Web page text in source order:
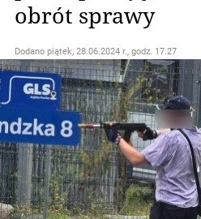
obrót sprawy
Dodano piątek, 28.06.2024 r., godz. 17.27